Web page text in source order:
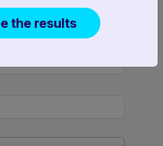
the results